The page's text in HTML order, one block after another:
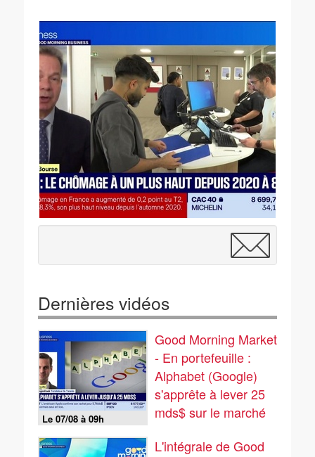
Dernières vidéos
Le 07/08 à 09h
Good Morning Market
- En portefeuille :
Alphabet (Google)
s'apprête à lever 25
mds$ sur le marché
L'intégrale de Good